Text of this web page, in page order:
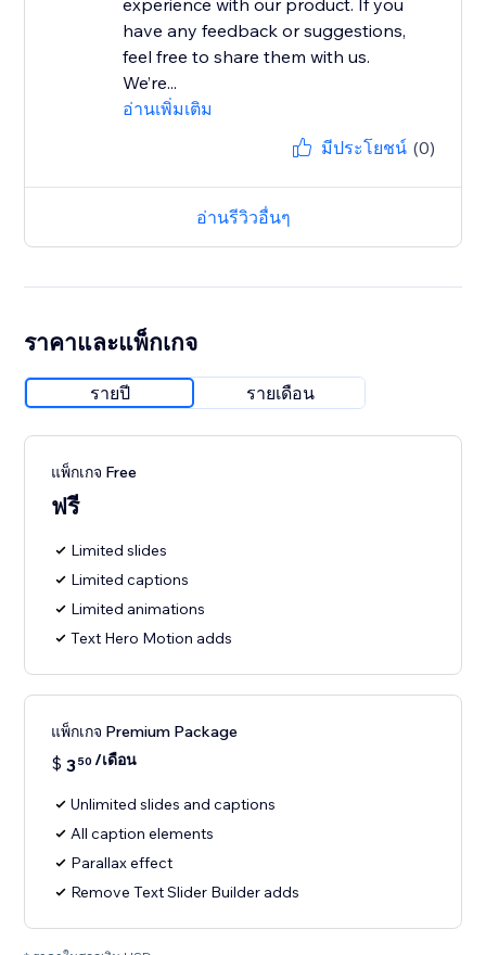
experience with our product. If you
have any feedback or suggestions,
feel free to share them with us.
We’re...
อ่านเพิ่มเติม
มีประโยชน์ (0)
อ่านรีวิวอื่นๆ
ราคาและแพ็กเกจ
รายปี รายเดือน
แพ็กเกจ Free
ฟรี
Limited slides
Limited captions
Limited animations
Text Hero Motion adds
แพ็กเกจ Premium Package
$ 350 /เดือน
Unlimited slides and captions
All caption elements
Parallax effect
Remove Text Slider Builder adds